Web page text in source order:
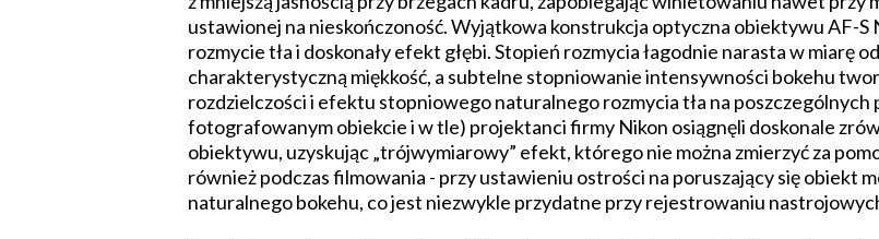
ustawionej na nieskończoność. Wyjątkowa konstrukcja optyczna obiektywu AF-S
rozmycie tła i doskonały efekt głębi. Stopień rozmycia łagodnie narasta w miarę
charakterystyczną miękkość, a subtelne stopniowanie intensywności bokehu
rozdzielczości i efektu stopniowego naturalnego rozmycia tła na poszczególnych
fotografowanym obiekcie i w tle) projektanci firmy Nikon osiągnęli doskonale
obiektywu, uzyskując „trójwymiarowy” efekt, którego nie można zmierzyć za
również podczas filmowania - przy ustawieniu ostrości na poruszający się obiekt
naturalnego bokehu, co jest niezwykle przydatne przy rejestrowaniu